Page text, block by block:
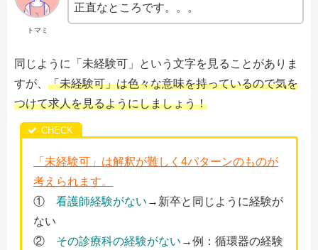
トマミ
正直なところです。。。
同じように「未経験可」という文字を見ることがありま
すが、 「未経験可」は色々な意味を持っているので気を
つけて求人を見るようにしましょう！
「未経験可」は解釈が難しく4パターンのものが
考えられます。
①看護師経験がない →新卒と同じように経験が
ない
② その診療科の経験がない →例：循環器の経験